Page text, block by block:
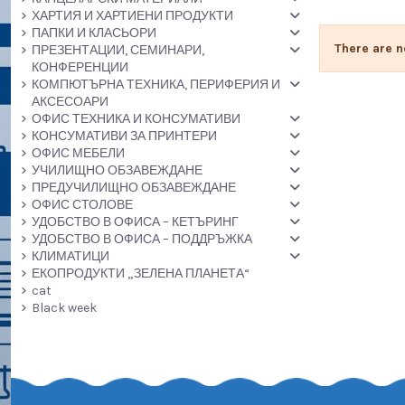
There are
ХАРТИЯ И ХАРТИЕНИ ПРОДУКТИ
ПАПКИ И КЛАСЬОРИ
ПРЕЗЕНТАЦИИ, СЕМИНАРИ,
КОНФЕРЕНЦИИ
КОМПЮТЪРНА ТЕХНИКА, ПЕРИФЕРИЯ И
АКСЕСОАРИ
ОФИС ТЕХНИКА И КОНСУМАТИВИ
КОНСУМАТИВИ ЗА ПРИНТЕРИ
ОФИС МЕБЕЛИ
УЧИЛИЩНО ОБЗАВЕЖДАНЕ
ПРЕДУЧИЛИЩНО ОБЗАВЕЖДАНЕ
ОФИС СТОЛОВЕ
УДОБСТВО В ОФИСА – КЕТЪРИНГ
УДОБСТВО В ОФИСА – ПОДДРЪЖКА
КЛИМАТИЦИ
ЕКОПРОДУКТИ „ЗЕЛЕНА ПЛАНЕТА“
cat
Black week